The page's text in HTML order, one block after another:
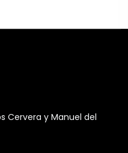
Cervera y Manuel del